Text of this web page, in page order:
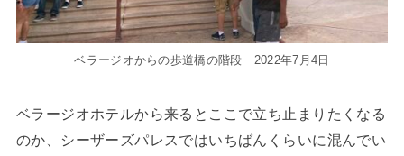
ベラージオからの歩道橋の階段 2022年7月4日
ベラージオホテルから来るとここで立ち止まりたくなる
のか、シーザーズパレスではいちばんくらいに混んでい